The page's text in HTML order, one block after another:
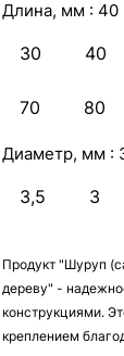
Длина, мм : 40
30 40
70 80
Диаметр, мм :
3,5 3
Продукт "Шуруп
дереву" -
конструкциями.
креплением